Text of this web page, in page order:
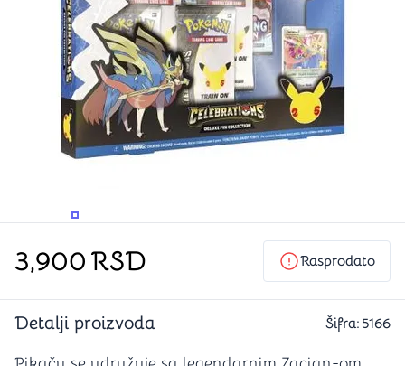
PROMENITE UGAO GLEDANJAPROMENITE UGAO GLEDANJA
3,900RSD Rasprodato
Detalji proizvoda Šifra: 5166